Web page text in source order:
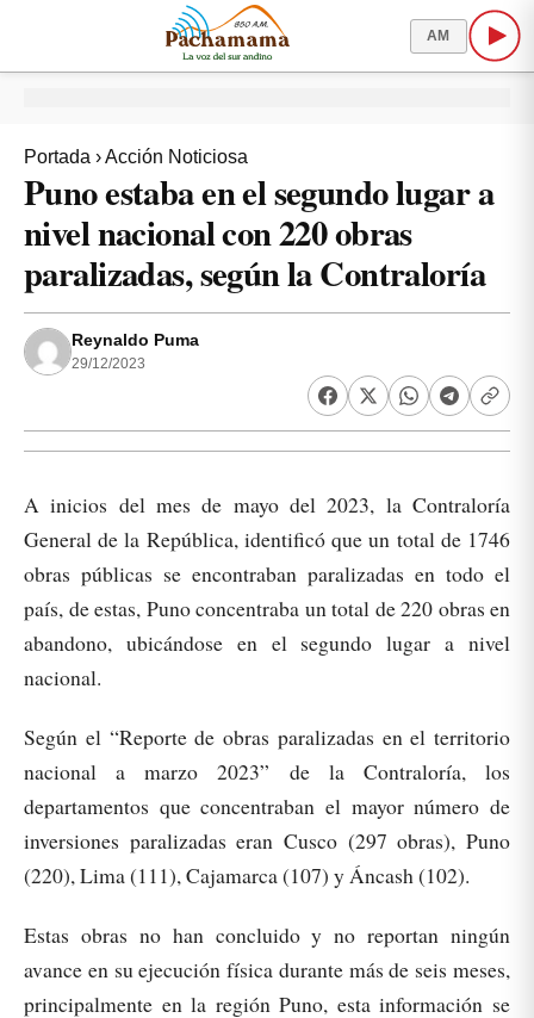
AM
Portada ›Acción Noticiosa
Puno estaba en el segundo lugar a
nivel nacional con 220 obras
paralizadas, según la Contraloría
Reynaldo Puma
29/12/2023
A inicios del mes de mayo del 2023, la Contraloría
General de la República, identificó que un total de 1746
obras públicas se encontraban paralizadas en todo el
país, de estas, Puno concentraba un total de 220 obras en
abandono, ubicándose en el segundo lugar a nivel
nacional.
Según el “Reporte de obras paralizadas en el territorio
nacional a marzo 2023” de la Contraloría, los
departamentos que concentraban el mayor número de
inversiones paralizadas eran Cusco (297 obras), Puno
(220), Lima (111), Cajamarca (107) y Áncash (102).
Estas obras no han concluido y no reportan ningún
avance en su ejecución física durante más de seis meses,
principalmente en la región Puno, esta información se